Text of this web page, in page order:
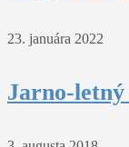
23. januára 2022
Jarno-